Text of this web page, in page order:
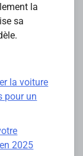
la
sa
la voiture
pour un
2025